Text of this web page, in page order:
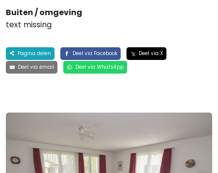
Buiten / omgeving
text missing
Pagina delen Deel via Facebook
Deel via X
Deel via email
Deel via WhatsApp